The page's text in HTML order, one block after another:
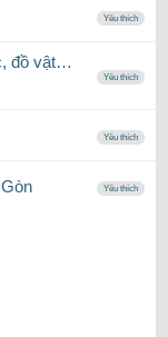
Yêu thích
đồ vật…
Yêu thích
Yêu thích
Yêu thích